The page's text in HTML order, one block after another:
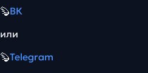
🦫ВК
или
🦫Telegram